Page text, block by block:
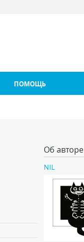
ПОМОЩЬ
Об авторе
NIL